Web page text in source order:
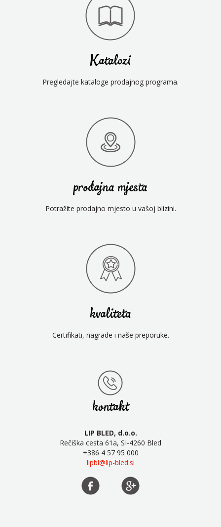
Katalozi
Pregledajte kataloge prodajnog programa.
prodajna mjesta
Potražite prodajno mjesto u vašoj blizini.
kvaliteta
Certifikati, nagrade i naše preporuke.
kontakt
LIP BLED, d.o.o.
Rečiška cesta 61a, SI-4260 Bled
+386 4 57 95 000
lipbl@lip-bled.si